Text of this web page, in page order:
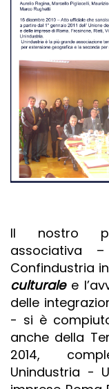
Il nostro
associativa
Confindustria
culturalee
delle
- si è
anche della
2014,
Unindustria -